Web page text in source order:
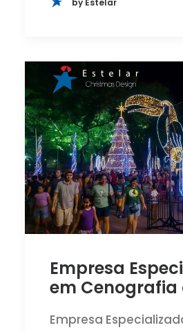
Empresa
em Cenografia
Empresa